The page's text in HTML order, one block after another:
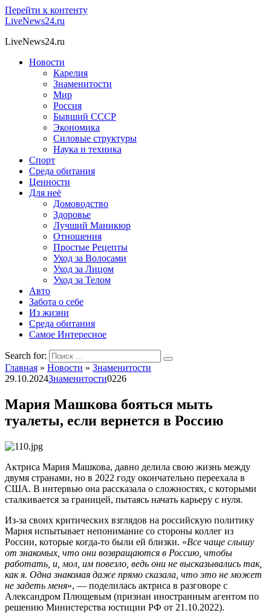
Перейти к контенту
LiveNews24.ru
LiveNews24.ru
Новости
Карелия
Знаменитости
Мир
Россия
Бывший СССР
Экономика
Силовые структуры
Наука и техника
Спорт
Среда обитания
Ценности
Для неё
Домоводство
Здоровье
Лучший Маникюр
Отношения
Простые Рецепты
Уход за Волосами
Уход за Лицом
Уход за Телом
Авто
Забота о себе
Из жизни
Среда обитания
Самое Интересное
Search for:
Главная » Новости » Знаменитости
29.10.2024Знаменитости0226
Мария Машкова бояться мыть
туалеты, если вернется в Россию
Актриса Мария Машкова, давно делила свою жизнь между
двумя странами, но в 2022 году окончательно переехала в
США. В интервью она рассказала о сложностях, с которыми
сталкивается за границей, пытаясь начать карьеру с нуля.
Из-за своих критических взглядов на российскую политику
Мария испытывает непонимание со стороны коллег из
России, которые когда-то были ей близки. «Все чаще слышу
от знакомых, что они возвращаются в Россию, чтобы
работать, и, мол, им повезло, ведь они не высказывались так,
как я. Одна знакомая даже прямо сказала, что это не может
не задеть меня», — поделилась актриса в разговоре с
Александром Плющевым (признан иностранным агентом по
решению Министерства юстиции РФ от 21.10.2022).